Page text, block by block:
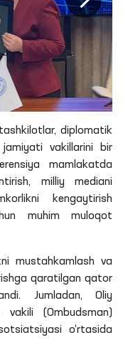
diplomatik
vakillarini bir
mamlakatda
milliy mediani
kengaytirish
muhim muloqot
mustahkamlash va
qaratilgan qator
Jumladan, Oliy
vakili (Ombudsman)
o‘rtasida